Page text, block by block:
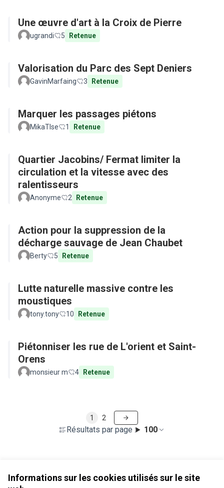
Informations sur les cookies utilisés sur le site
Une œuvre d'art à la Croix de Pierre
ugrandi 5 Retenue
Valorisation du Parc des Sept Deniers
GavinMarfaing 3 Retenue
Marquer les passages piétons
MikaTlse 1 Retenue
Quartier Jacobins/ Fermat limiter la
circulation et la vitesse avec des
ralentisseurs
Anonyme 2 Retenue
Action pour la suppression de la
décharge sauvage de Jean Chaubet
Berty 5 Retenue
Lutte naturelle massive contre les
moustiques
tony.tony 10 Retenue
Piétonniser les rue de L'orient et Saint-
Orens
monsieur m 4 Retenue
Résultats par page : 100
1 2